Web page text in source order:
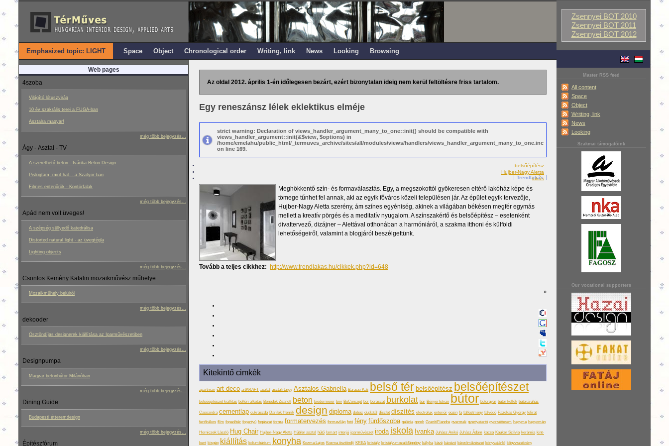
Zsennyei BOT 2010
Zsennyei BOT 2011
Zsennyei BOT 2012
Master RSS feed
All content
Space
Object
Writting, link
News
Looking
Szakmai támogatóink
Our vocational supporters
Emphasized topic: LIGHT Space Object Chronological order Writing, link News Looking Browsing
Web pages
4szoba
Világító lótuszvirág
10 év szakrális terei a FUGA-ban
Asztalra magyar!
még több bejegyzés...
Ágy - Asztal - TV
A szerethető beton - Ivánka Beton Design
Pislogtam, mint hal... a Szatyor-ban
Filmes enteriôrök - Köntörfalak
még több bejegyzés...
Apád nem volt üveges!
A szépség süllyedő katedrálisa
Distorted natural light - az üvegtégla
Lighting objects
még több bejegyzés...
Csontos Kemény Katalin mozaikművész műhelye
Mozaikműhely belülről
még több bejegyzés...
dekooder
Ösztöndíjas designerek kiállítása az Iparművészetiben
még több bejegyzés...
Designpumpa
Magyar betonbútor Milánóban
még több bejegyzés...
Dining Guide
Budapesti étteremdesign
még több bejegyzés...
Építészfórum
Az oldal 2012. április 1-én időlegesen bezárt, ezért bizonytalan ideig nem kerül feltöltésre friss tartalom.
Egy reneszánsz lélek eklektikus elméje
strict warning: Declaration of views_handler_argument_many_to_one::init() should be compatible with
views_handler_argument::init(&$view, $options) in
/home/emelahu/public_html/_termuves_archive/sites/all/modules/views/handlers/views_handler_argument_many_to_one.inc
on line 169.
belsőépítész
Hujber-Nagy Aletta
lakás
Trendlakás
Meghökkentő szín- és formaválasztás. Egy, a megszokottól gyökeresen eltérő lakóház képe és
tömege tűnhet fel annak, aki az egyik főváros közeli településen jár. Az épület egyik tervezője,
Hujber-Nagy Aletta szerény, ám színes egyéniség, akinek a világában békésen megfér egymás
mellett a kreatív pörgés és a meditatív nyugalom. A színszakértő és belsőépítész – esetenként
divattervező, dizájner – Alettával otthonában a harmóniáról, a szakma itthoni és külföldi
lehetőségeiről, valamint a blogjáról beszélgettünk.
Tovább a teljes cikkhez: http://www.trendlakas.hu/cikkek.php?id=648
»
Kitekintő cimkék
apartman art deco artKRAFT asztal asztali tárgy Asztalos Gabriella Baracsi Kati belső tér belsőépítész belsőépítészet
belsőépítészet kiállítás beltéri alkotás Benedek Zsanett beton biedermeier bnv BoConcept bor borászat burkolat bár Bényei István bútor bútorgyár bútor kellék bútoráruház
Cassandra cementlap cukrászda Darilek Henrik design diploma doboz duplatál díszlet díszítés electrolux enteriőr eozin fa falfestmény falvédő Fazekas György felirat
fertőrákos film fogadótér fogantyú fogászat forma formatervezés formavilág fotó fény fürdőszoba galéria gomb GranitiFiandre gyermek gyertyatartó gyorsétterem hagyma hagyomán
Hornicsek László Hug Chair Hujber-Nagy Aletta Hübler asztal hűtő Iamart interjú iparművészet iroda iskola Ivanka Juhász Anikó Juhász Ádám kacsa Kauker Szilvia kerámia kint-
bent kisgép kiállítás kolumbárium konyha Kozma Lajos Kozma ösztöndíj KREA kristály kristály-mozaikfüggöny kályha kávé kávézó képzőművészet könyvajánló könyvszekrény